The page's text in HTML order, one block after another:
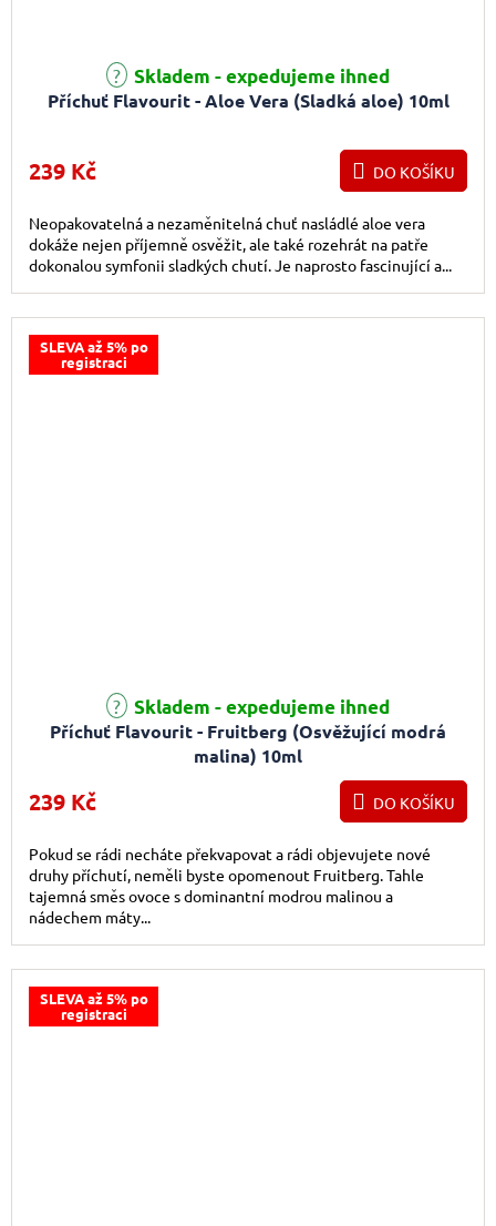
Příchuť Flavourit - Aloe Vera (Sladká aloe) 10ml
Skladem - expedujeme ihned
239 Kč DO KOŠÍKU
Neopakovatelná a nezaměnitelná chuť nasládlé aloe vera
dokáže nejen příjemně osvěžit, ale také rozehrát na patře
dokonalou symfonii sladkých chutí. Je naprosto fascinující a...
SLEVA až 5% po
registraci
Příchuť Flavourit - Fruitberg (Osvěžující modrá
malina) 10ml
Skladem - expedujeme ihned
239 Kč DO KOŠÍKU
Pokud se rádi necháte překvapovat a rádi objevujete nové
druhy příchutí, neměli byste opomenout Fruitberg. Tahle
tajemná směs ovoce s dominantní modrou malinou a
nádechem máty...
SLEVA až 5% po
registraci